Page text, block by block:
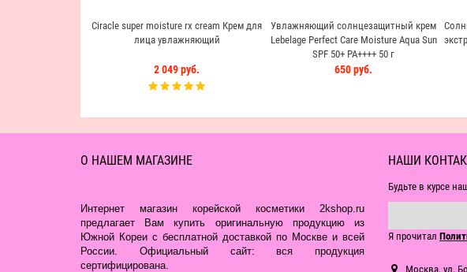
Ciracle super moisture rx cream Крем для
лица увлажняющий
2 049 руб.
Увлажняющий солнцезащитный крем
Lebelage Perfect Care Moisture Aqua Sun
SPF 50+ PA++++ 50 г
650 руб.
О НАШЕМ МАГАЗИНЕ
Интернет магазин корейской косметики 2kshop.ru
предлагает Вам купить оригинальную продукцию из
Южной Кореи с бесплатной доставкой по Москве и всей
России. Официальный сайт: вся продукция
сертифицирована.
НАШИ
Будьте в курсе
Я прочитал
Москва, ул.